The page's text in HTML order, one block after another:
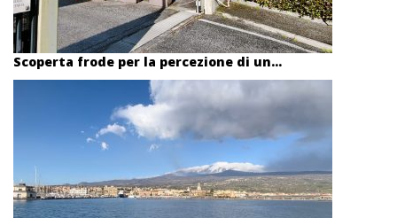
Scoperta frode per la percezione di un...